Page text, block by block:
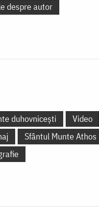
despre autor
duhovnicești
Video
Sfântul Munte Athos